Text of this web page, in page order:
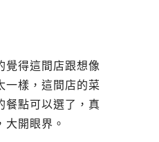
覺得這間店跟想像
一樣，這間店的菜
餐點可以選了，真
大開眼界。